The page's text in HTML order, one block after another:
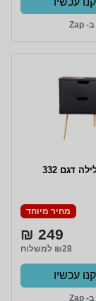
ב- Zap
דגם 332
מחיר מיוחד
249 ₪
₪28 למשלוח
קנו עכשיו
ב- Zap